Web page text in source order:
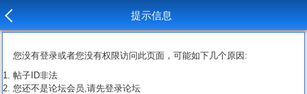
提示信息
您没有登录或者您没有权限访问此页面，可能如下几个原因:
帖子ID非法
您还不是论坛会员,请先登录论坛